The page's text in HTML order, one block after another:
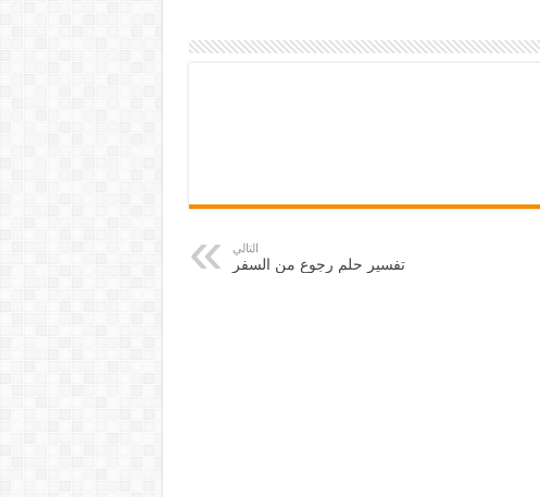
التالي
تفسير حلم رجوع من السفر